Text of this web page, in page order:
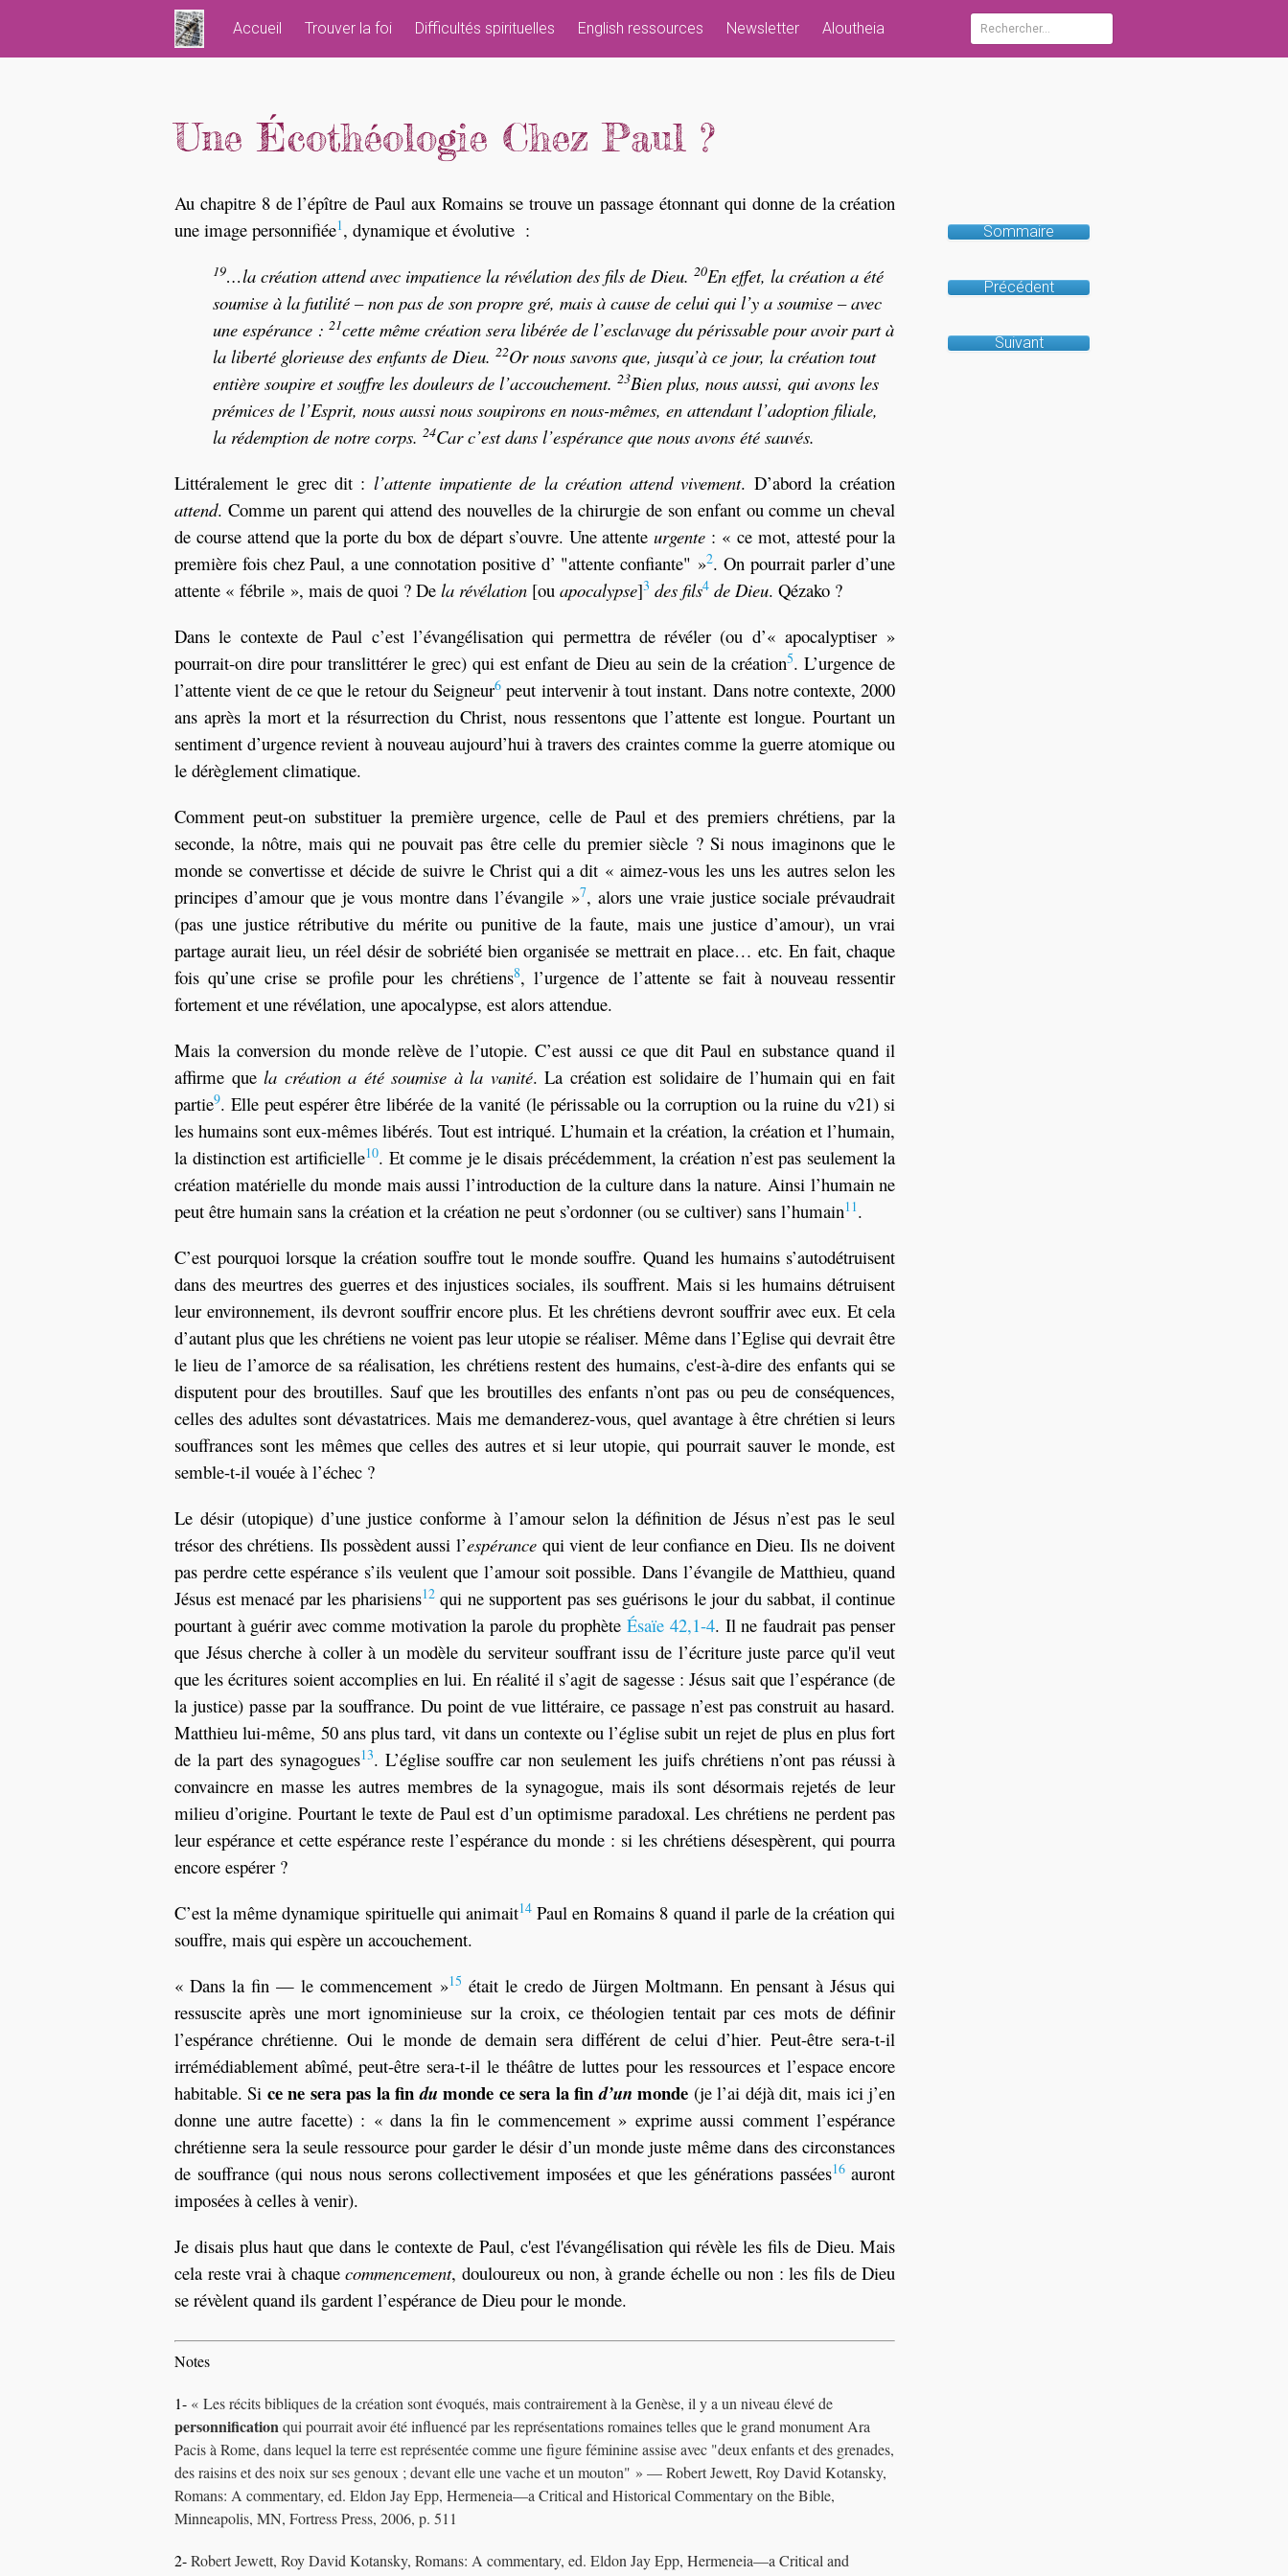
Accueil Trouver la foi Difficultés spirituelles English ressources Newsletter Aloutheia
Une Écothéologie Chez Paul ?
Au chapitre 8 de l’épître de Paul aux Romains se trouve un passage étonnant qui donne de la création
une image personnifiée1, dynamique et évolutive :
19…la création attend avec impatience la révélation des fils de Dieu. 20En effet, la création a été
soumise à la futilité – non pas de son propre gré, mais à cause de celui qui l’y a soumise – avec
une espérance : 21cette même création sera libérée de l’esclavage du périssable pour avoir part à
la liberté glorieuse des enfants de Dieu. 22Or nous savons que, jusqu’à ce jour, la création tout
entière soupire et souffre les douleurs de l’accouchement. 23Bien plus, nous aussi, qui avons les
prémices de l’Esprit, nous aussi nous soupirons en nous-mêmes, en attendant l’adoption filiale,
la rédemption de notre corps. 24Car c’est dans l’espérance que nous avons été sauvés.
Littéralement le grec dit : l’attente impatiente de la création attend vivement. D’abord la création
attend. Comme un parent qui attend des nouvelles de la chirurgie de son enfant ou comme un cheval
de course attend que la porte du box de départ s’ouvre. Une attenteurgente : « ce mot, attesté pour la
première fois chez Paul, a une connotation positive d’ "attente confiante" »2. On pourrait parler d’une
attente « fébrile », mais de quoi ? De la révélation [ou apocalypse]3 des fils4 de Dieu. Qézako ?
Dans le contexte de Paul c’est l’évangélisation qui permettra de révéler (ou d’« apocalyptiser »
pourrait-on dire pour translittérer le grec) qui est enfant de Dieu au sein de la création5. L’urgence de
l’attente vient de ce que le retour du Seigneur6 peut intervenir à tout instant. Dans notre contexte, 2000
ans après la mort et la résurrection du Christ, nous ressentons que l’attente est longue. Pourtant un
sentiment d’urgence revient à nouveau aujourd’hui à travers des craintes comme la guerre atomique ou
le dérèglement climatique.
Comment peut-on substituer la première urgence, celle de Paul et des premiers chrétiens, par la
seconde, la nôtre, mais qui ne pouvait pas être celle du premier siècle ? Si nous imaginons que le
monde se convertisse et décide de suivre le Christ qui a dit « aimez-vous les uns les autres selon les
principes d’amour que je vous montre dans l’évangile »7, alors une vraie justice sociale prévaudrait
(pas une justice rétributive du mérite ou punitive de la faute, mais une justice d’amour), un vrai
partage aurait lieu, un réel désir de sobriété bien organisée se mettrait en place… etc. En fait, chaque
fois qu’une crise se profile pour les chrétiens8, l’urgence de l’attente se fait à nouveau ressentir
fortement et une révélation, une apocalypse, est alors attendue.
Mais la conversion du monde relève de l’utopie. C’est aussi ce que dit Paul en substance quand il
affirme quela création a été soumise à la vanité. La création est solidaire de l’humain qui en fait
partie9. Elle peut espérer être libérée de la vanité (le périssable ou la corruption ou la ruine du v21) si
les humains sont eux-mêmes libérés. Tout est intriqué. L’humain et la création, la création et l’humain,
la distinction est artificielle10. Et comme je le disais précédemment, la création n’est pas seulement la
création matérielle du monde mais aussi l’introduction de la culture dans la nature. Ainsi l’humain ne
peut être humain sans la création et la création ne peut s’ordonner (ou se cultiver) sans l’humain11.
C’est pourquoi lorsque la création souffre tout le monde souffre. Quand les humains s’autodétruisent
dans des meurtres des guerres et des injustices sociales, ils souffrent. Mais si les humains détruisent
leur environnement, ils devront souffrir encore plus. Et les chrétiens devront souffrir avec eux. Et cela
d’autant plus que les chrétiens ne voient pas leur utopie se réaliser. Même dans l’Eglise qui devrait être
le lieu de l’amorce de sa réalisation, les chrétiens restent des humains, c'est-à-dire des enfants qui se
disputent pour des broutilles. Sauf que les broutilles des enfants n’ont pas ou peu de conséquences,
celles des adultes sont dévastatrices. Mais me demanderez-vous, quel avantage à être chrétien si leurs
souffrances sont les mêmes que celles des autres et si leur utopie, qui pourrait sauver le monde, est
semble-t-il vouée à l’échec ?
Le désir (utopique) d’une justice conforme à l’amour selon la définition de Jésus n’est pas le seul
trésor des chrétiens. Ils possèdent aussi l’espérancequi vient de leur confiance en Dieu. Ils ne doivent
pas perdre cette espérance s’ils veulent que l’amour soit possible. Dans l’évangile de Matthieu, quand
Jésus est menacé par les pharisiens12qui ne supportent pas ses guérisons le jour du sabbat, il continue
pourtant à guérir avec comme motivation la parole du prophèteÉsaïe 42,1-4. Il ne faudrait pas penser
que Jésus cherche à coller à un modèle du serviteur souffrant issu de l’écriture juste parce qu'il veut
que les écritures soient accomplies en lui. En réalité il s’agit de sagesse : Jésus sait que l’espérance (de
la justice) passe par la souffrance. Du point de vue littéraire, ce passage n’est pas construit au hasard.
Matthieu lui-même, 50 ans plus tard, vit dans un contexte ou l’église subit un rejet de plus en plus fort
de la part des synagogues13. L’église souffre car non seulement les juifs chrétiens n’ont pas réussi à
convaincre en masse les autres membres de la synagogue, mais ils sont désormais rejetés de leur
milieu d’origine. Pourtant le texte de Paul est d’un optimisme paradoxal. Les chrétiens ne perdent pas
leur espérance et cette espérance reste l’espérance du monde : si les chrétiens désespèrent, qui pourra
encore espérer ?
C’est la même dynamique spirituelle qui animait14Paul en Romains 8 quand il parle de la création qui
souffre, mais qui espère un accouchement.
« Dans la fin — le commencement »15 était le credo de Jürgen Moltmann. En pensant à Jésus qui
ressuscite après une mort ignominieuse sur la croix, ce théologien tentait par ces mots de définir
l’espérance chrétienne. Oui le monde de demain sera différent de celui d’hier. Peut-être sera-t-il
irrémédiablement abîmé, peut-être sera-t-il le théâtre de luttes pour les ressources et l’espace encore
habitable. Si ce ne sera pas la findu monde ce sera la find’un monde (je l’ai déjà dit, mais ici j’en
donne une autre facette) : « dans la fin le commencement » exprime aussi comment l’espérance
chrétienne sera la seule ressource pour garder le désir d’un monde juste même dans des circonstances
de souffrance (qui nous nous serons collectivement imposées et que les générations passées16auront
imposées à celles à venir).
Je disais plus haut que dans le contexte de Paul, c'est l'évangélisation qui révèle les fils de Dieu. Mais
cela reste vrai à chaquecommencement, douloureux ou non, à grande échelle ou non : les fils de Dieu
se révèlent quand ils gardent l’espérance de Dieu pour le monde.
Notes
1- « Les récits bibliques de la création sont évoqués, mais contrairement à la Genèse, il y a un niveau élevé de
personnificationqui pourrait avoir été influencé par les représentations romaines telles que le grand monument Ara
Pacis à Rome, dans lequel la terre est représentée comme une figure féminine assise avec "deux enfants et des grenades,
des raisins et des noix sur ses genoux ; devant elle une vache et un mouton" » — Robert Jewett, Roy David Kotansky,
Romans: A commentary, ed. Eldon Jay Epp, Hermeneia—a Critical and Historical Commentary on the Bible,
Minneapolis, MN, Fortress Press, 2006, p. 511
2-Robert Jewett, Roy David Kotansky, Romans: A commentary, ed. Eldon Jay Epp, Hermeneia—a Critical and
Sommaire
Précédent
Suivant